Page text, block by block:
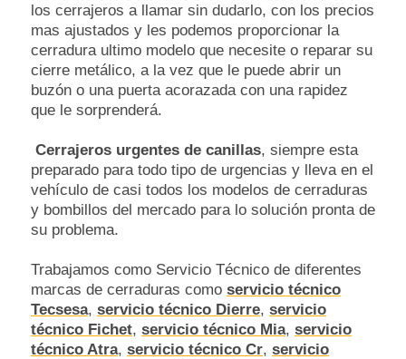
los cerrajeros a llamar sin dudarlo, con los precios
mas ajustados y les podemos proporcionar la
cerradura ultimo modelo que necesite o reparar su
cierre metálico, a la vez que le puede abrir un
buzón o una puerta acorazada con una rapidez
que le sorprenderá.
Cerrajeros urgentes de canillas, siempre esta
preparado para todo tipo de urgencias y lleva en el
vehículo de casi todos los modelos de cerraduras
y bombillos del mercado para lo solución pronta de
su problema.
Trabajamos como Servicio Técnico de diferentes
marcas de cerraduras como servicio técnico
Tecsesa, servicio técnico Dierre, servicio
técnico Fichet, servicio técnico Mia, servicio
técnico Atra, servicio técnico Cr, servicio